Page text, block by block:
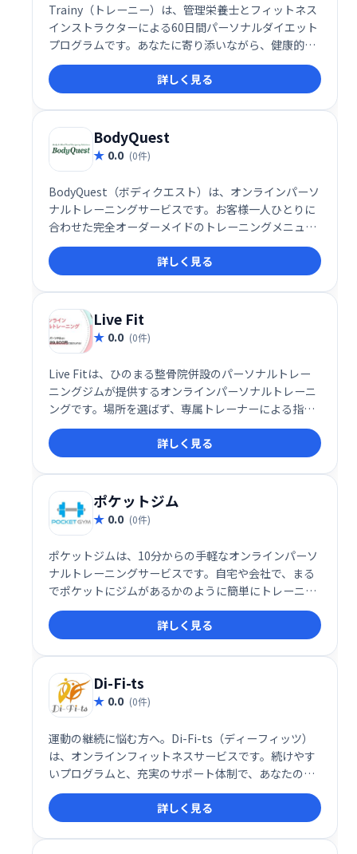
Trainy（トレーニー）は、管理栄養士とフィットネス
インストラクターによる60日間パーソナルダイエット
プログラムです。あなたに寄り添いながら、健康的な
食生活と適切な運動で目標達成をサポートします。1
ヶ月29,900円で、理想の体型と健康を手に入れましょ
う。充実したサポート体制で、無理なく続けられるプ
ログラムです。
詳しく見る
BodyQuest
0.0 (0件)
BodyQuest（ボディクエスト）は、オンラインパーソ
ナルトレーニングサービスです。お客様一人ひとりに
合わせた完全オーダーメイドのトレーニングメニュー
を提供し、カウンセリングに基づいた最短ルートで目
標達成をサポートします。効率的なボディデザインプ
ログラムで、理想の体型を目指しましょう。
詳しく見る
Live Fit
0.0 (0件)
Live Fitは、ひのまる整骨院併設のパーソナルトレー
ニングジムが提供するオンラインパーソナルトレーニ
ングです。場所を選ばず、専属トレーナーによる指導
を受けられます。効率的なトレーニングで理想の体を
目指したい方におすすめです。
詳しく見る
ポケットジム
0.0 (0件)
ポケットジムは、10分からの手軽なオンラインパーソ
ナルトレーニングサービスです。自宅や会社で、まる
でポケットにジムがあるかのように簡単にトレーニン
グできます。忙しい方でも、手軽に効率的なトレーニ
ングを始めることができます。
詳しく見る
Di-Fi-ts
0.0 (0件)
運動の継続に悩む方へ。Di-Fi-ts（ディーフィッツ）
は、オンラインフィットネスサービスです。続けやす
いプログラムと、充実のサポート体制で、あなたの理
想のボディメイクを叶えます。運動習慣の確立を目指
せる、手軽で効果的なサービスです。
詳しく見る